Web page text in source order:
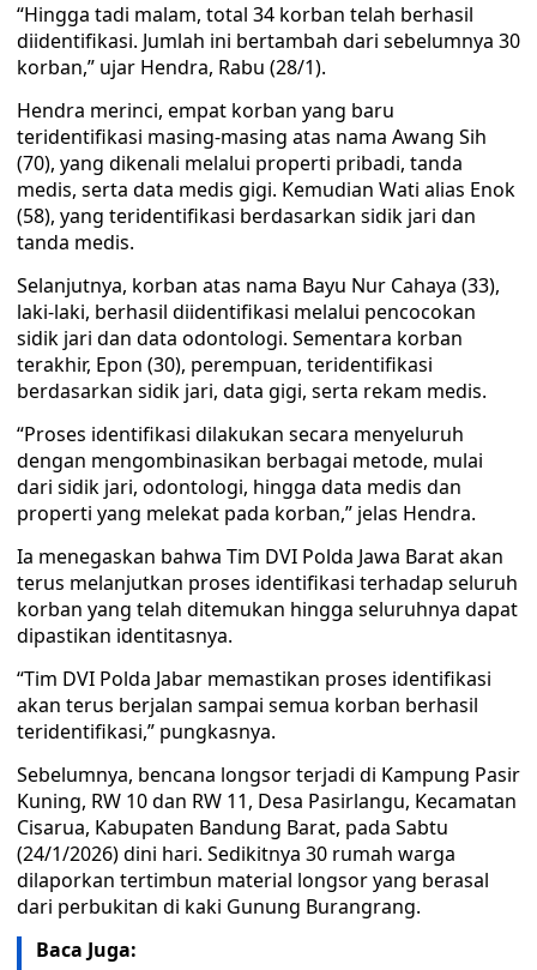
“Hingga tadi malam, total 34 korban telah berhasil
diidentifikasi. Jumlah ini bertambah dari sebelumnya 30
korban,” ujar Hendra, Rabu (28/1).
Hendra merinci, empat korban yang baru
teridentifikasi masing-masing atas nama Awang Sih
(70), yang dikenali melalui properti pribadi, tanda
medis, serta data medis gigi. Kemudian Wati alias Enok
(58), yang teridentifikasi berdasarkan sidik jari dan
tanda medis.
Selanjutnya, korban atas nama Bayu Nur Cahaya (33),
laki-laki, berhasil diidentifikasi melalui pencocokan
sidik jari dan data odontologi. Sementara korban
terakhir, Epon (30), perempuan, teridentifikasi
berdasarkan sidik jari, data gigi, serta rekam medis.
“Proses identifikasi dilakukan secara menyeluruh
dengan mengombinasikan berbagai metode, mulai
dari sidik jari, odontologi, hingga data medis dan
properti yang melekat pada korban,” jelas Hendra.
Ia menegaskan bahwa Tim DVI Polda Jawa Barat akan
terus melanjutkan proses identifikasi terhadap seluruh
korban yang telah ditemukan hingga seluruhnya dapat
dipastikan identitasnya.
“Tim DVI Polda Jabar memastikan proses identifikasi
akan terus berjalan sampai semua korban berhasil
teridentifikasi,” pungkasnya.
Sebelumnya, bencana longsor terjadi di Kampung Pasir
Kuning, RW 10 dan RW 11, Desa Pasirlangu, Kecamatan
Cisarua, Kabupaten Bandung Barat, pada Sabtu
(24/1/2026) dini hari. Sedikitnya 30 rumah warga
dilaporkan tertimbun material longsor yang berasal
dari perbukitan di kaki Gunung Burangrang.
Baca Juga: